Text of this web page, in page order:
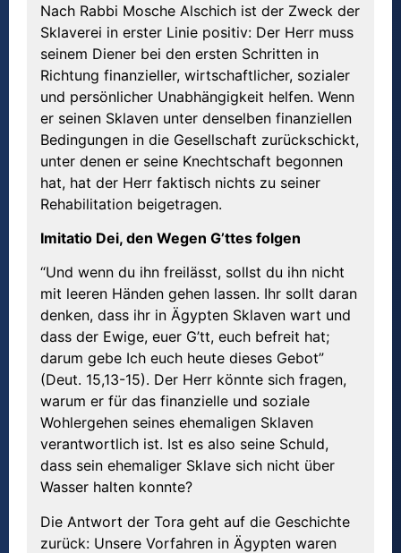
Nach Rabbi Mosche Alschich ist der Zweck der
Sklaverei in erster Linie positiv: Der Herr muss
seinem Diener bei den ersten Schritten in
Richtung finanzieller, wirtschaftlicher, sozialer
und persönlicher Unabhängigkeit helfen. Wenn
er seinen Sklaven unter denselben finanziellen
Bedingungen in die Gesellschaft zurückschickt,
unter denen er seine Knechtschaft begonnen
hat, hat der Herr faktisch nichts zu seiner
Rehabilitation beigetragen.
Imitatio Dei, den Wegen G’ttes folgen
“Und wenn du ihn freilässt, sollst du ihn nicht
mit leeren Händen gehen lassen. Ihr sollt daran
denken, dass ihr in Ägypten Sklaven wart und
dass der Ewige, euer G’tt, euch befreit hat;
darum gebe Ich euch heute dieses Gebot”
(Deut. 15,13-15). Der Herr könnte sich fragen,
warum er für das finanzielle und soziale
Wohlergehen seines ehemaligen Sklaven
verantwortlich ist. Ist es also seine Schuld,
dass sein ehemaliger Sklave sich nicht über
Wasser halten konnte?
Die Antwort der Tora geht auf die Geschichte
zurück: Unsere Vorfahren in Ägypten waren